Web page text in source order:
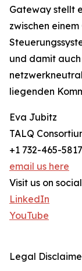
Gateway stellt
zwischen
und damit
liegenden
Eva Jubitz
TALQ
+1 732-465-5817
email us here
Visit us on
LinkedIn
YouTube
Legal